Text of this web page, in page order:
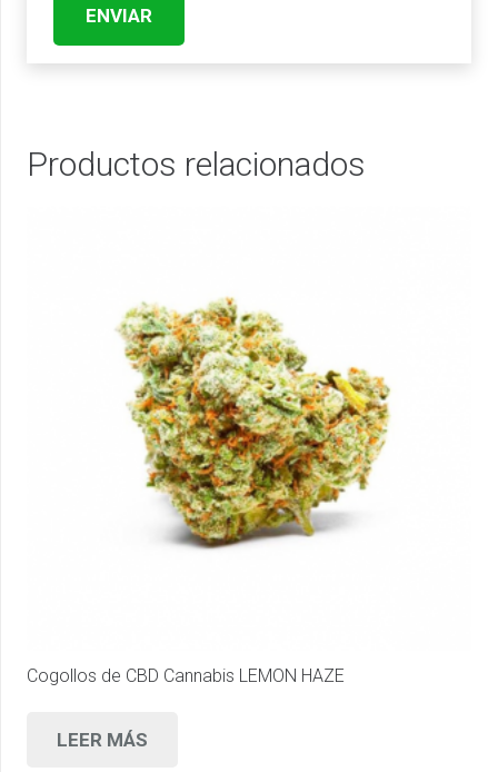
Productos relacionados
Cogollos de CBD Cannabis LEMON HAZE
LEER MÁS